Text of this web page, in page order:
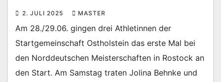
2. JULI 2025 MASTER
Am 28./29.06. gingen drei Athletinnen der
Startgemeinschaft Ostholstein das erste Mal bei
den Norddeutschen Meisterschaften in Rostock an
den Start. Am Samstag traten Jolina Behnke und